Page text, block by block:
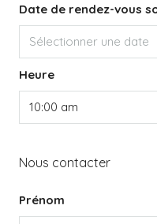
Date de rendez-vous
Sélectionner une date
Heure
10:00 am
Nous contacter
Prénom